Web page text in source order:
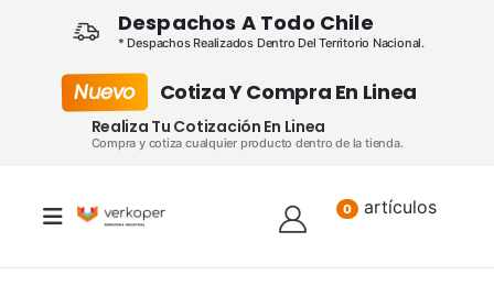
Despachos A Todo Chile
* Despachos Realizados Dentro Del Territorio Nacional.
Nuevo Cotiza Y Compra En Linea
Realiza Tu Cotización En Linea
Compra y cotiza cualquier producto dentro de la tienda.
0 artículos